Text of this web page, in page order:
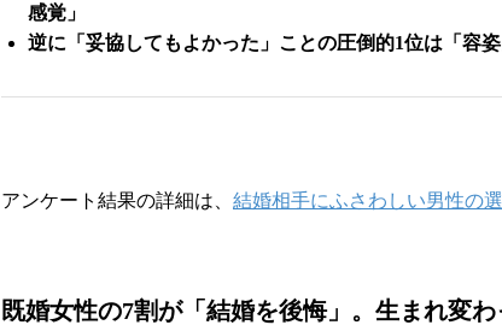
感覚」
逆に「妥協してもよかった」ことの圧倒的1位は「容姿
アンケート結果の詳細は、 結婚相手にふさわしい男性の
既婚女性の7割が「結婚を後悔」。生まれ変